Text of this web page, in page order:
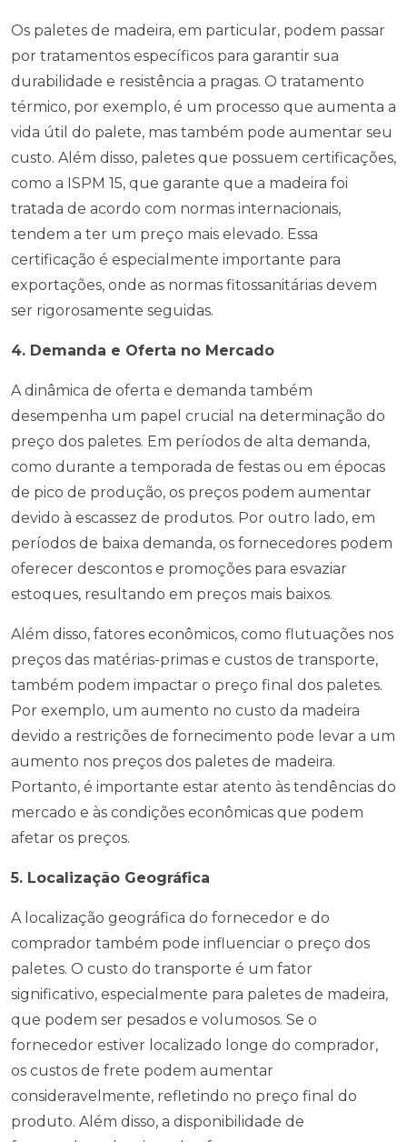
Os paletes de madeira, em particular, podem passar
por tratamentos específicos para garantir sua
durabilidade e resistência a pragas. O tratamento
térmico, por exemplo, é um processo que aumenta a
vida útil do palete, mas também pode aumentar seu
custo. Além disso, paletes que possuem certificações,
como a ISPM 15, que garante que a madeira foi
tratada de acordo com normas internacionais,
tendem a ter um preço mais elevado. Essa
certificação é especialmente importante para
exportações, onde as normas fitossanitárias devem
ser rigorosamente seguidas.
4. Demanda e Oferta no Mercado
A dinâmica de oferta e demanda também
desempenha um papel crucial na determinação do
preço dos paletes. Em períodos de alta demanda,
como durante a temporada de festas ou em épocas
de pico de produção, os preços podem aumentar
devido à escassez de produtos. Por outro lado, em
períodos de baixa demanda, os fornecedores podem
oferecer descontos e promoções para esvaziar
estoques, resultando em preços mais baixos.
Além disso, fatores econômicos, como flutuações nos
preços das matérias-primas e custos de transporte,
também podem impactar o preço final dos paletes.
Por exemplo, um aumento no custo da madeira
devido a restrições de fornecimento pode levar a um
aumento nos preços dos paletes de madeira.
Portanto, é importante estar atento às tendências do
mercado e às condições econômicas que podem
afetar os preços.
5. Localização Geográfica
A localização geográfica do fornecedor e do
comprador também pode influenciar o preço dos
paletes. O custo do transporte é um fator
significativo, especialmente para paletes de madeira,
que podem ser pesados e volumosos. Se o
fornecedor estiver localizado longe do comprador,
os custos de frete podem aumentar
consideravelmente, refletindo no preço final do
produto. Além disso, a disponibilidade de